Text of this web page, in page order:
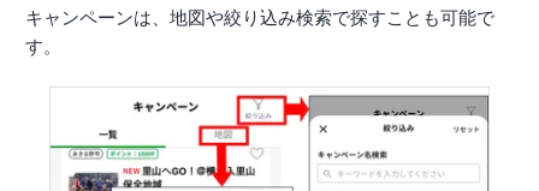
キャンペーンは、地図や絞り込み検索で探すことも可能で
す。